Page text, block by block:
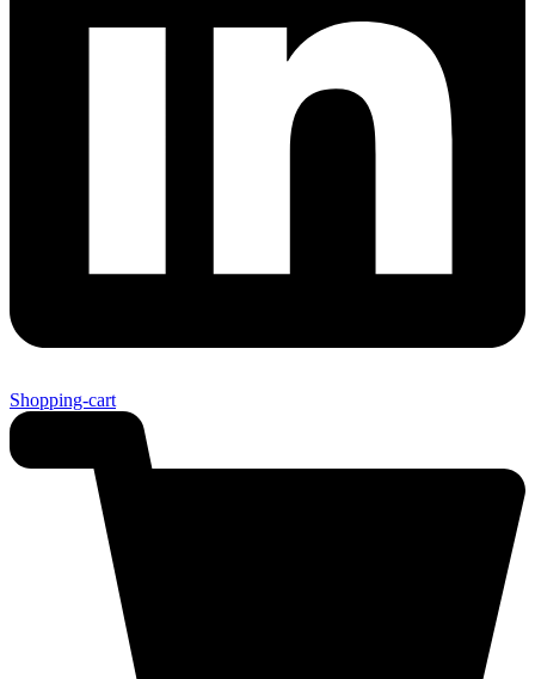
Shopping-cart